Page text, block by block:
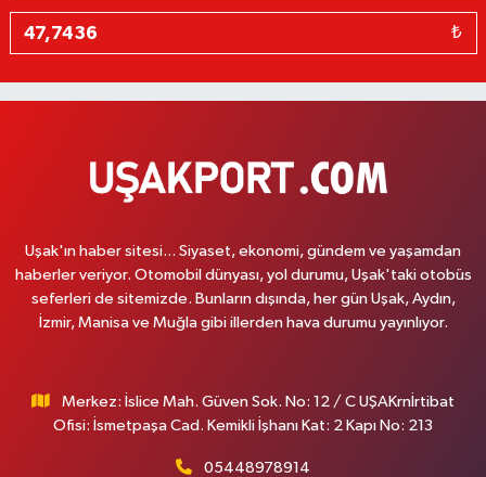
₺
Uşak'ın haber sitesi... Siyaset, ekonomi, gündem ve yaşamdan
haberler veriyor. Otomobil dünyası, yol durumu, Uşak'taki otobüs
seferleri de sitemizde. Bunların dışında, her gün Uşak, Aydın,
İzmir, Manisa ve Muğla gibi illerden hava durumu yayınlıyor.
Merkez: İslice Mah. Güven Sok. No: 12 / C UŞAKrnİrtibat
Ofisi: İsmetpaşa Cad. Kemikli İşhanı Kat: 2 Kapı No: 213
05448978914